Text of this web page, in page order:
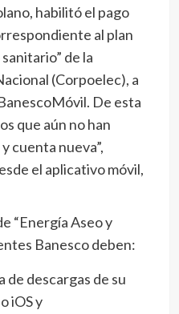
habilitó el pago
al plan
de la
(Corpoelec), a
De esta
que aún no han
cuenta nueva”,
el aplicativo móvil,
“Energía Aseo y
Banesco deben:
de descargas de su
iOS y